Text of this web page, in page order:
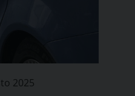
2025